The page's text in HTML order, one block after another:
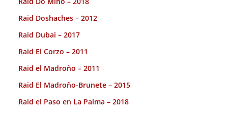
Raid Doshaches – 2012
Raid Dubai – 2017
Raid El Corzo – 2011
Raid el Madroño – 2011
Raid El Madroño-Brunete – 2015
Raid el Paso en La Palma – 2018